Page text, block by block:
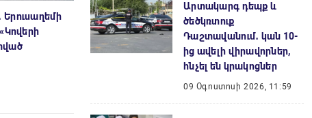
Արտակարգ դեպք և
ծեծկռտուք
Դաշտավանում․ կան 10-
ից ավելի վիրավորներ,
հնչել են կրակոցներ
09 Օգոստոսի 2026, 11:59